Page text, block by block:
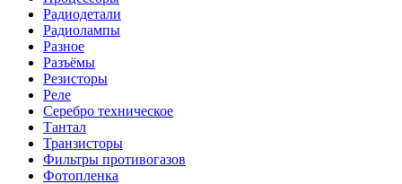
Радиодетали
Радиолампы
Разное
Разъёмы
Резисторы
Реле
Серебро техническое
Тантал
Транзисторы
Фильтры противогазов
Фотопленка